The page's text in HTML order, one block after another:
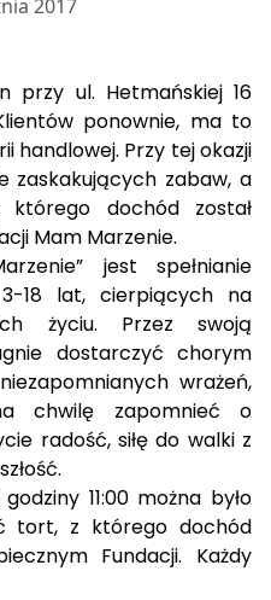
2017
przy ul. Hetmańskiej 16
ponownie, ma to
handlowej. Przy tej okazji
zaskakujących zabaw, a
dochód został
Mam Marzenie.
jest spełnianie
18 lat, cierpiących na
życiu. Przez swoją
dostarczyć chorym
wrażeń,
chwilę zapomnieć o
radość, siłę do walki z
11:00 można było
tort, z którego dochód
Fundacji. Każdy